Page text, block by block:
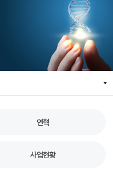
연혁
사업현황